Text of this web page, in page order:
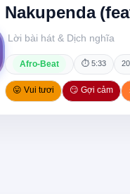
Nakupenda
Lời bài hát & Dịch nghĩa
Afro-Beat ⏱ 5:33
😛 Vui tươi 😏 Gợi cảm